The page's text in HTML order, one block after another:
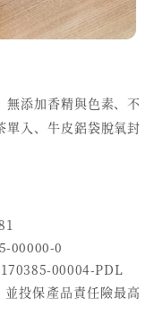
添加香精與色素、不
單入、牛皮鋁袋脫氧封
00000-0
00004-PDL
投保產品責任險最高